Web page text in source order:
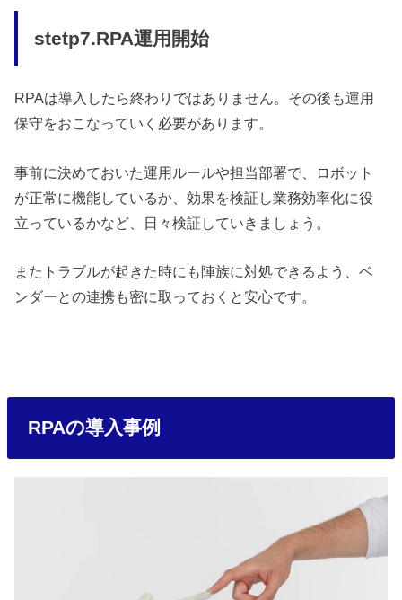
stetp7.RPA運用開始
RPAは導入したら終わりではありません。その後も運用
保守をおこなっていく必要があります。
事前に決めておいた運用ルールや担当部署で、ロボット
が正常に機能しているか、効果を検証し業務効率化に役
立っているかなど、日々検証していきましょう。
またトラブルが起きた時にも陣族に対処できるよう、ベ
ンダーとの連携も密に取っておくと安心です。
RPAの導入事例